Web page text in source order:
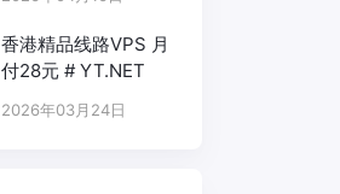
香港精品线路VPS 月
付28元 # YT.NET
2026年03月24日